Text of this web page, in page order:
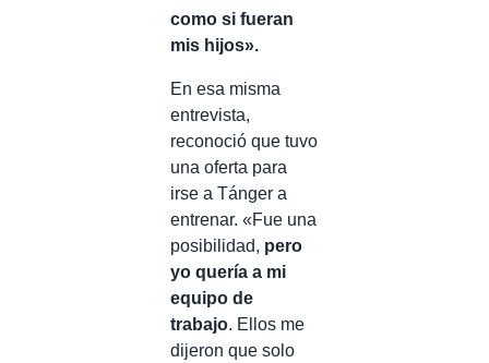
como si fueran
mis hijos».
En esa misma
entrevista,
reconoció que tuvo
una oferta para
irse a Tánger a
entrenar. «Fue una
posibilidad, pero
yo quería a mi
equipo de
trabajo. Ellos me
dijeron que solo